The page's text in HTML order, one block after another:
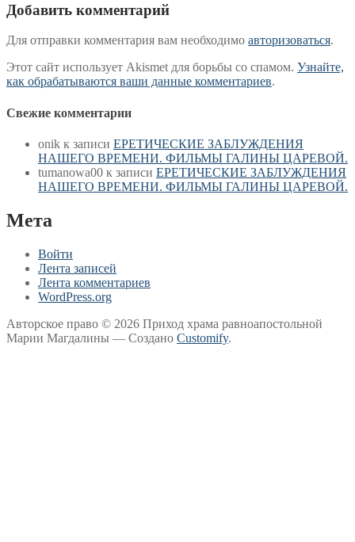
Добавить комментарий
Для отправки комментария вам необходимо авторизоваться.
Этот сайт использует Akismet для борьбы со спамом. Узнайте,
как обрабатываются ваши данные комментариев.
Свежие комментарии
onik к записи ЕРЕТИЧЕСКИЕ ЗАБЛУЖДЕНИЯ
НАШЕГО ВРЕМЕНИ. ФИЛЬМЫ ГАЛИНЫ ЦАРЕВОЙ.
tumanowa00 к записи ЕРЕТИЧЕСКИЕ ЗАБЛУЖДЕНИЯ
НАШЕГО ВРЕМЕНИ. ФИЛЬМЫ ГАЛИНЫ ЦАРЕВОЙ.
Мета
Войти
Лента записей
Лента комментариев
WordPress.org
Авторское право © 2026 Приход храма равноапостольной
Марии Магдалины — Создано Customify.